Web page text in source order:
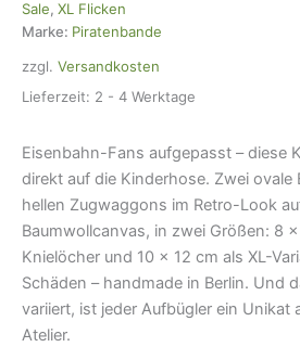
Bügelflicken
Menge
Sale, XL Flicken
Marke: Piratenbande
zzgl. Versandkosten
Lieferzeit: 2 - 4 Werktage
Eisenbahn-Fans aufgepasst – diese
direkt auf die Kinderhose. Zwei
hellen Zugwaggons im Retro-Look
Baumwollcanvas, in zwei Größen: 8
Knielöcher und 10 × 12 cm als XL-
Schäden – handmade in Berlin. Und
variiert, ist jeder Aufbügler ein Unikat
Atelier.